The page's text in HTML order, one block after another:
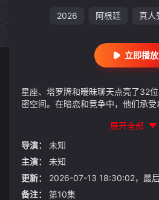
2026 阿根廷 真人
立即播放
星座、塔罗牌和暧昧聊天点亮了32
密空间。在暗恋和竞争中，他们承受
展开全部
导演：
未知
主演：
未知
更新：
2026-07-13 18:30:02，最
备注：
第10集